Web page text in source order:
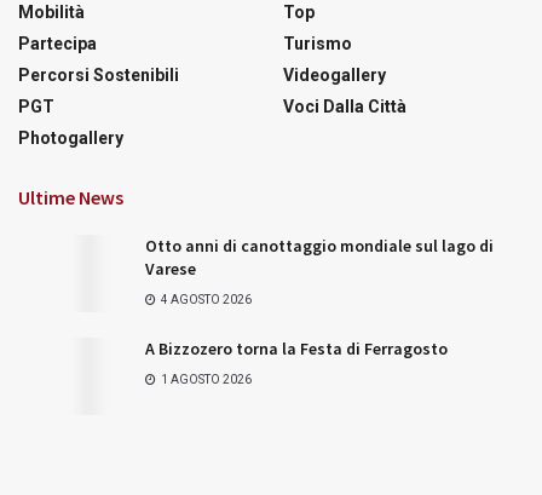
Mobilità
Partecipa
Percorsi Sostenibili
PGT
Photogallery
Top
Turismo
Videogallery
Voci Dalla Città
Ultime News
Otto anni di canottaggio mondiale sul lago di
Varese
4 AGOSTO 2026
A Bizzozero torna la Festa di Ferragosto
1 AGOSTO 2026